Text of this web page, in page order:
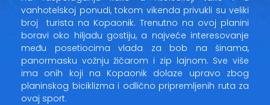
vanhotelskoj ponudi, tokom vikenda privukli su veliki
broj turista na Kopaonik. Trenutno na ovoj planini
boravi oko hiljadu gostiju, a najveće interesovanje
među posetiocima vlada za bob na šinama,
panormasku vožnju žičarom i zip lajnom. Sve više
ima onih koji na Kopaonik dolaze upravo zbog
planinskog biciklizma i odlično pripremljenih ruta za
ovaj sport.